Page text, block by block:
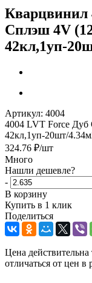
Кварцвинил
Сплэш 4V
42кл,1уп-
Артикул: 4004
4004 LVT Force
42кл,1уп-20шт/
324.76 ₽/шт
Много
Нашли дешевле?
-
В корзину
Купить в 1 клик
Поделиться
Цена
отличаться от цен